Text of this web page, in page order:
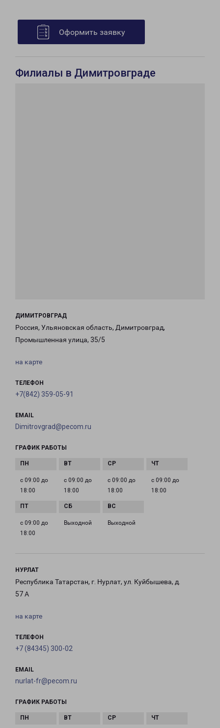
Оформить заявку
Филиалы в Димитровграде
ДИМИТРОВГРАД
Россия, Ульяновская область, Димитровград,
Промышленная улица, 35/5
на карте
ТЕЛЕФОН
+7(842) 359-05-91
EMAIL
Dimitrovgrad@pecom.ru
ГРАФИК РАБОТЫ
с 09:00 до
18:00
с 09:00 до
18:00
с 09:00 до
18:00
с 09:00 до
18:00
с 09:00 до
18:00
Выходной Выходной
НУРЛАТ
Республика Татарстан, г. Нурлат, ул. Куйбышева, д.
57 А
на карте
ТЕЛЕФОН
+7 (84345) 300-02
EMAIL
nurlat-fr@pecom.ru
ГРАФИК РАБОТЫ